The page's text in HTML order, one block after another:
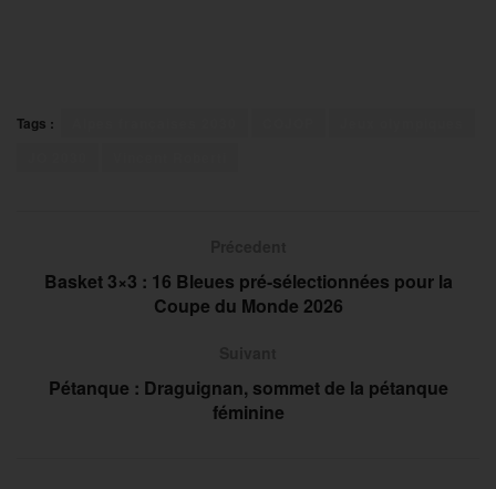
Tags :
Basket 3×3 : 16 Bleues pré-sélectionnées pour la
Coupe du Monde 2026
Pétanque : Draguignan, sommet de la pétanque
féminine